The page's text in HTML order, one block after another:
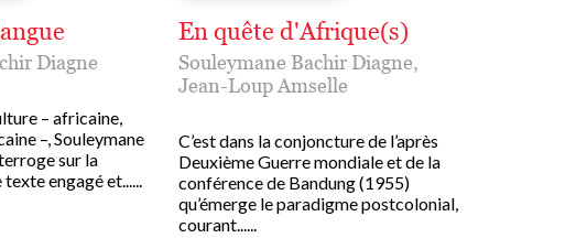
Diagne
– africaine,
–, Souleymane
sur la
engagé et......
En quête d'Afrique(s)
Souleymane Bachir Diagne,
Jean-Loup Amselle
C’est dans la conjoncture de l’après
Deuxième Guerre mondiale et de la
conférence de Bandung (1955)
qu’émerge le paradigme postcolonial,
courant......